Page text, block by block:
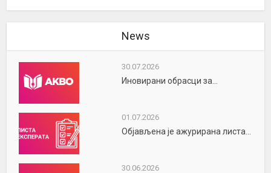
News
30.07.2026
Иновирани обрасци за...
01.07.2026
Објављена је ажурирана листа...
30.06.2026